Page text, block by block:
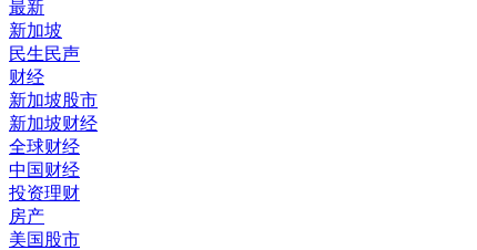
最新
新加坡
民生民声
财经
新加坡股市
新加坡财经
全球财经
中国财经
投资理财
房产
美国股市